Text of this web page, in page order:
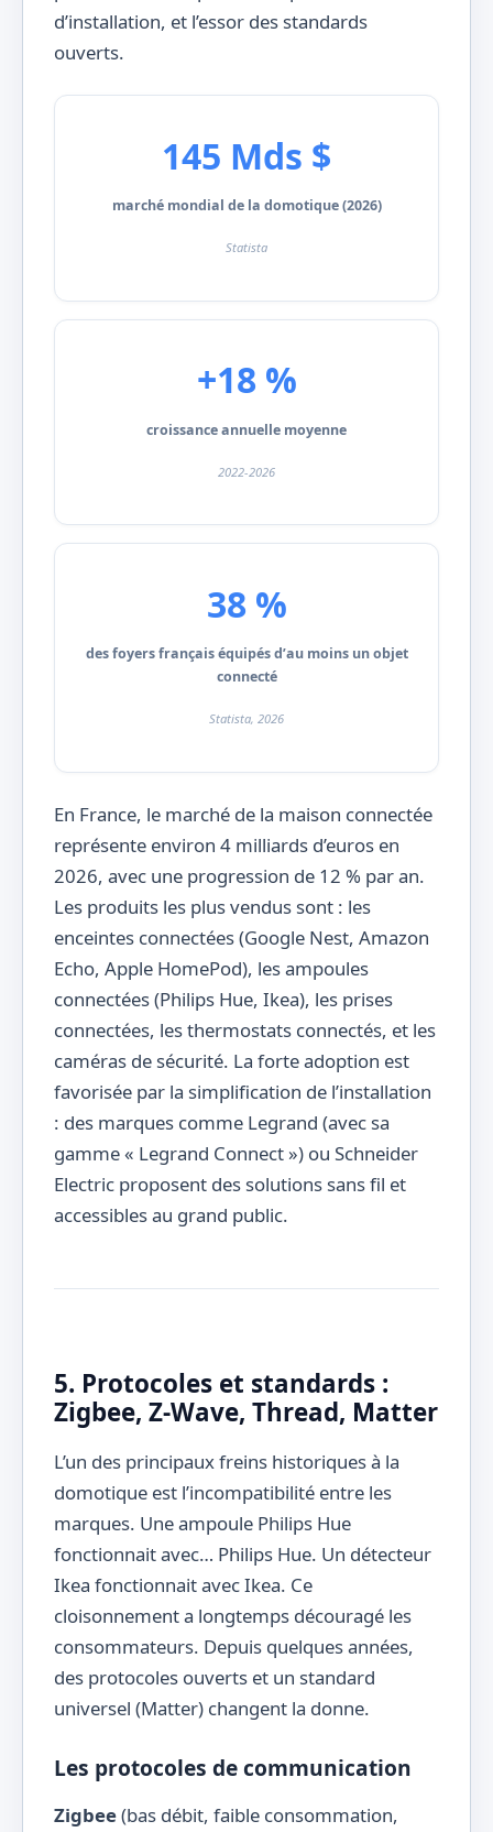
d’installation, et l’essor des standards
ouverts.
145 Mds $
marché mondial de la domotique (2026)
Statista
+18 %
croissance annuelle moyenne
2022-2026
38 %
des foyers français équipés d’au moins un objet
connecté
Statista, 2026
En France, le marché de la maison connectée
représente environ 4 milliards d’euros en
2026, avec une progression de 12 % par an.
Les produits les plus vendus sont : les
enceintes connectées (Google Nest, Amazon
Echo, Apple HomePod), les ampoules
connectées (Philips Hue, Ikea), les prises
connectées, les thermostats connectés, et les
caméras de sécurité. La forte adoption est
favorisée par la simplification de l’installation
: des marques comme Legrand (avec sa
gamme « Legrand Connect ») ou Schneider
Electric proposent des solutions sans fil et
accessibles au grand public.
5. Protocoles et standards :
Zigbee, Z-Wave, Thread, Matter
L’un des principaux freins historiques à la
domotique est l’incompatibilité entre les
marques. Une ampoule Philips Hue
fonctionnait avec… Philips Hue. Un détecteur
Ikea fonctionnait avec Ikea. Ce
cloisonnement a longtemps découragé les
consommateurs. Depuis quelques années,
des protocoles ouverts et un standard
universel (Matter) changent la donne.
Les protocoles de communication
Zigbee(bas débit, faible consommation,